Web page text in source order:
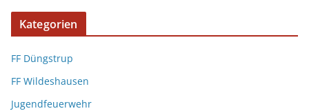
Kategorien
FF Düngstrup
FF Wildeshausen
Jugendfeuerwehr